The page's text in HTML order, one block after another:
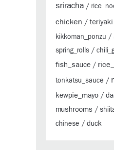
sriracha /
chicken / teriyaki
kikkoman_ponzu /
spring_rolls /
fish_sauce /
tonkatsu_sauce /
kewpie_mayo /
mushrooms /
chinese / duck